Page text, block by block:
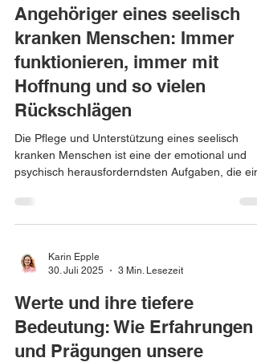
Angehöriger eines seelisch
kranken Menschen: Immer
funktionieren, immer mit
Hoffnung und so vielen
Rückschlägen
Die Pflege und Unterstützung eines seelisch
kranken Menschen ist eine der emotional und
psychisch herausforderndsten Aufgaben, die
Karin Epple
30. Juli 2025
3 Min. Lesezeit
Werte und ihre tiefere
Bedeutung: Wie Erfahrungen
und Prägungen unsere